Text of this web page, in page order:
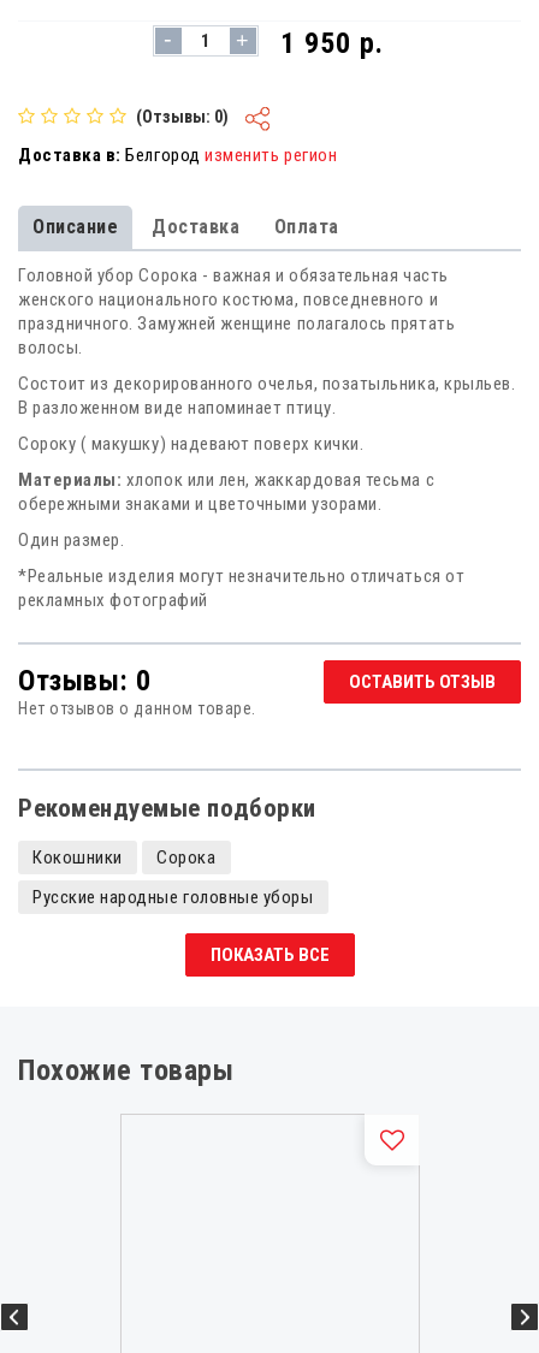
- + 1 950 р.
(Отзывы: 0)
Доставка в: Белгородизменить регион
Описание Доставка Оплата
Головной убор Сорока - важная и обязательная часть
женского национального костюма, повседневного и
праздничного. Замужней женщине полагалось прятать
волосы.
Состоит из декорированного очелья, позатыльника, крыльев.
В разложенном виде напоминает птицу.
Сороку ( макушку) надевают поверх кички.
Материалы: хлопок или лен, жаккардовая тесьма с
обережными знаками и цветочными узорами.
Один размер.
*Реальные изделия могут незначительно отличаться от
рекламных фотографий
Отзывы: 0 ОСТАВИТЬ ОТЗЫВ
Нет отзывов о данном товаре.
Рекомендуемые подборки
Кокошники
Сорока
Русские народные головные уборы
ПОКАЗАТЬ ВСЕ
Похожие товары